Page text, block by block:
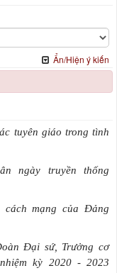
Ẩn/Hiện ý kiến
tuyên giáo trong tình
ngày truyền thống
mạng của Đảng
Đại sứ, Trưởng cơ
kỳ 2020 - 2023